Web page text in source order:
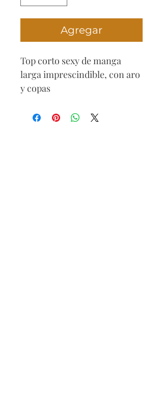
Agregar
Top corto sexy de manga
larga imprescindible, con aro
y copas